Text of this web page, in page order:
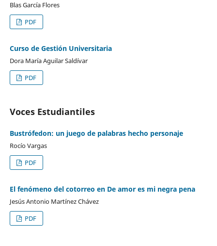
Blas García Flores
PDF
Curso de Gestión Universitaria
Dora María Aguilar Saldívar
PDF
Voces Estudiantiles
Bustrófedon: un juego de palabras hecho personaje
Rocío Vargas
PDF
El fenómeno del cotorreo en De amor es mi negra pena
Jesús Antonio Martínez Chávez
PDF